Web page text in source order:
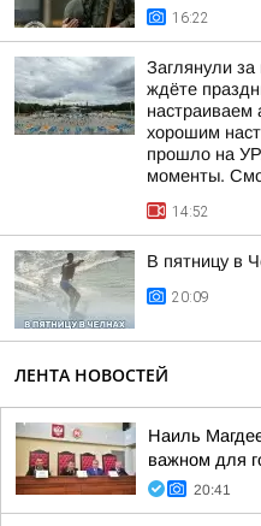
16:22
Заглянули
ждёте
настраиваем
хорошим
прошло на
моменты.
14:52
В пятницу в
20:09
ЛЕНТА НОВОСТЕЙ
Наиль
важном для
20:41